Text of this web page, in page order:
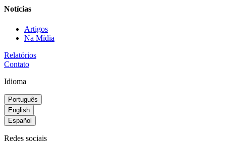
Notícias
Artigos
Na Mídia
Relatórios
Contato
Idioma
Português
English
Español
Redes sociais